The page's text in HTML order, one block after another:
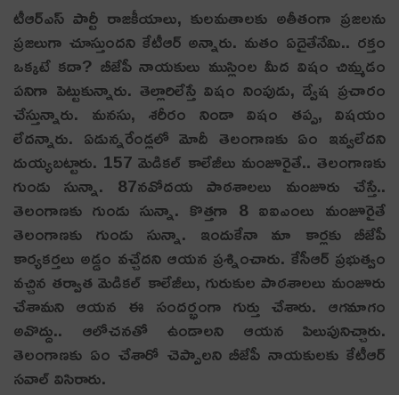
టీఆర్ఎస్ పార్టీ రాజ‌కీయాలు, కుల‌మ‌తాల‌కు అతీతంగా ప్ర‌జ‌ల‌ను
ప్ర‌జ‌లుగా చూస్తుంద‌ని కేటీఆర్ అన్నారు. మ‌తం ఏదైతేనేమి.. ర‌క్తం
ఒక్క‌టే క‌దా? బీజేపీ నాయ‌కులు ముస్లింల మీద విషం చిమ్మ‌డం
ప‌నిగా పెట్టుకున్నారు. తెల్లారిలేస్తే విషం నింపుడు, ద్వేష ప్ర‌చారం
చేస్తున్నారు. మ‌న‌సు, శ‌రీరం నిండా విషం త‌ప్ప‌, విష‌యం
లేదన్నారు. ఏడున్న‌రేండ్ల‌లో మోదీ తెలంగాణ‌కు ఏం ఇవ్వ‌లేదని
దుయ్య‌బ‌ట్టారు. 157 మెడిక‌ల్ కాలేజీలు మంజూరైతే.. తెలంగాణ‌కు
గుండు సున్నా. 87న‌వోద‌య పాఠ‌శాల‌లు మంజూరు చేస్తే..
తెలంగాణ‌కు గుండు సున్నా. కొత్తగా 8 ఐఐఎంలు మంజూరైతే
తెలంగాణ‌కు గుండు సున్నా. ఇందుకేనా మా కార్ల‌కు బీజేపీ
కార్య‌క‌ర్త‌లు అడ్డం వ‌చ్చేదని ఆయ‌న ప్ర‌శ్నించారు. కేసీఆర్ ప్ర‌భుత్వం
వ‌చ్చిన త‌ర్వాత మెడిక‌ల్ కాలేజీలు, గురుకుల పాఠ‌శాల‌లు మంజూరు
చేశామ‌ని ఆయ‌న ఈ సంద‌ర్భంగా గుర్తు చేశారు. ఆగ‌మాగం
అవొద్దు.. ఆలోచ‌న‌తో ఉండాల‌ని ఆయ‌న పిలుపునిచ్చారు.
తెలంగాణ‌కు ఏం చేశారో చెప్పాల‌ని బీజేపీ నాయ‌కుల‌కు కేటీఆర్
స‌వాల్ విసిరారు.